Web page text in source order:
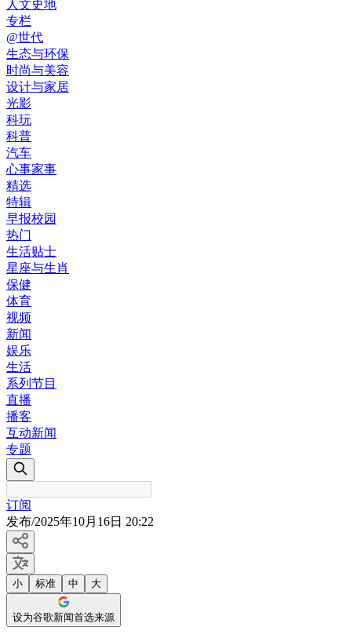
人文史地
专栏
@世代
生态与环保
时尚与美容
设计与家居
光影
科玩
科普
汽车
心事家事
精选
特辑
早报校园
热门
生活贴士
星座与生肖
保健
体育
视频
新闻
娱乐
生活
系列节目
直播
播客
互动新闻
专题
订阅
发布/2025年10月16日 20:22
小 标准 中 大
设为谷歌新闻首选来源